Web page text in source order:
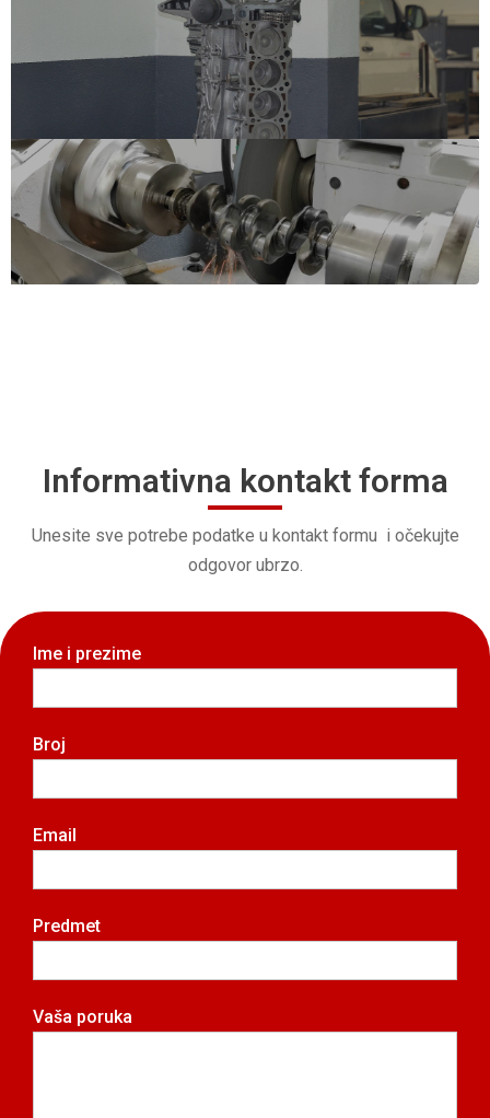
Informativna kontakt forma
Unesite sve potrebe podatke u kontakt formu i očekujte
odgovor ubrzo.
Ime i prezime
Broj
Email
Predmet
Vaša poruka